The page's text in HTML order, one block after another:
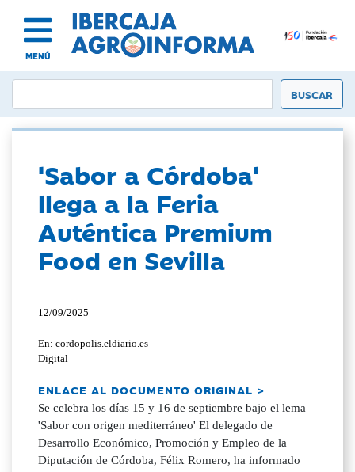
MENÚ
'Sabor a Córdoba'
llega a la Feria
Auténtica Premium
Food en Sevilla
12/09/2025
En: cordopolis.eldiario.es
Digital
ENLACE AL DOCUMENTO ORIGINAL >
Se celebra los días 15 y 16 de septiembre bajo el lema
'Sabor con origen mediterráneo' El delegado de
Desarrollo Económico, Promoción y Empleo de la
Diputación de Córdoba, Félix Romero, ha informado